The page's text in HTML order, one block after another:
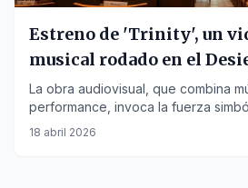
Estreno de 'Trinity', un
musical rodado en el
Tabernas
La obra audiovisual, que combina
performance, invoca la fuerza
ucranianas en un paisaje árido.
18 abril 2026